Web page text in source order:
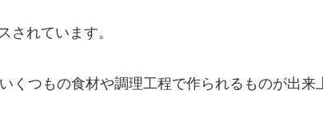
されています。
くつもの食材や調理工程で作られるものが出来